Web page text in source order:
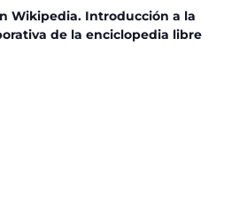
Wikipedia. Introducción a la
de la enciclopedia libre